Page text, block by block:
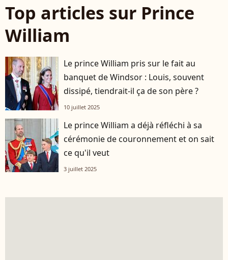
Top articles sur Prince
William
Le prince William pris sur le fait au
banquet de Windsor : Louis, souvent
dissipé, tiendrait-il ça de son père ?
10 juillet 2025
Le prince William a déjà réfléchi à sa
cérémonie de couronnement et on sait
ce qu'il veut
3 juillet 2025